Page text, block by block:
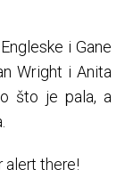
i Gane
Wright i Anita
što je pala, a
alert there!